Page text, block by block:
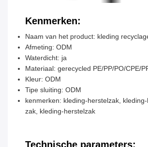
Kenmerken:
Naam van het product: kleding
Afmeting: ODM
Waterdicht: ja
Materiaal: gerecycled PE/PP/PO/CPE/
Kleur: ODM
Tipe sluiting: ODM
kenmerken: kleding-herstelzak,
zak, kleding-herstelzak
Technische parameters: